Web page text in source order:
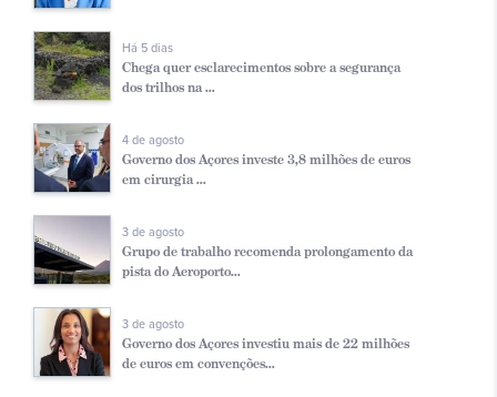
Há 5 dias
Chega quer esclarecimentos sobre a segurança
dos trilhos na ...
4 de agosto
Governo dos Açores investe 3,8 milhões de euros
em cirurgia ...
3 de agosto
Grupo de trabalho recomenda prolongamento da
pista do Aeroporto...
3 de agosto
Governo dos Açores investiu mais de 22 milhões
de euros em convenções...